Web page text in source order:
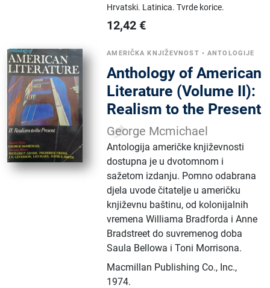
Hrvatski. Latinica.Tvrde korice.
12,42 €
AMERIČKA KNJIŽEVNOST •ANTOLOGIJE
Anthology of American
Literature (Volume II):
Realism to the Present
George Mcmichael
Antologija američke književnosti
dostupna je u dvotomnom i
sažetom izdanju. Pomno odabrana
djela uvode čitatelje u američku
književnu baštinu, od kolonijalnih
vremena Williama Bradforda i Anne
Bradstreet do suvremenog doba
Saula Bellowa i Toni Morrisona.
Macmillan Publishing Co., Inc.,
1974.